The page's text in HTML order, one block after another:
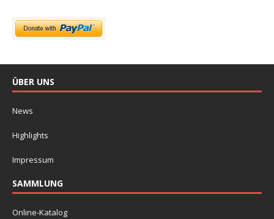
ÜBER UNS
News
Highlights
Impressum
SAMMLUNG
Online-Katalog